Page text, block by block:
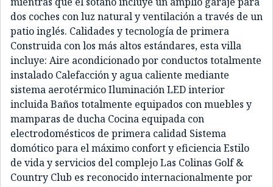
dos coches con luz natural y ventilación a través de un
patio inglés. Calidades y tecnología de primera
Construida con los más altos estándares, esta villa
incluye: Aire acondicionado por conductos totalmente
instalado Calefacción y agua caliente mediante
sistema aerotérmico Iluminación LED interior
incluida Baños totalmente equipados con muebles y
mamparas de ducha Cocina equipada con
electrodomésticos de primera calidad Sistema
domótico para el máximo confort y eficiencia Estilo
de vida y servicios del complejo Las Colinas Golf &
Country Club es reconocido internacionalmente por